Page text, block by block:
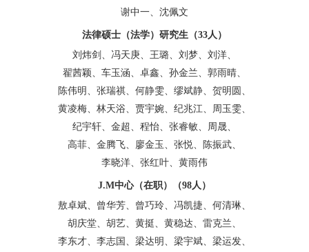
谢中一、沈佩文
法律硕士（法学）研究生（33 人）
刘炜剑、冯天庚、王璐、刘梦、刘洋、
翟茜颖、车玉涵、卓鑫、孙金兰、郭雨晴、
陈伟明、张瑞祺、何静雯、缪斌静、贺明圆、
黄凌梅、林天浴、贾宇婉、纪兆江、周玉雯、
纪宇轩、金超、程怡、张睿敏、周晟、
高菲、金腾飞、廖金玉、张悦、陈振武、
李晓洋、张红叶、黄雨伟
J.M中心（在职）（98 人）
敖卓斌、曾华芳、曾巧玲、冯凯捷、何清琳、
胡庆堂、胡艺、黄挺、黄稳达、雷克兰、
李东才、李志国、梁达明、梁宇斌、梁运发、